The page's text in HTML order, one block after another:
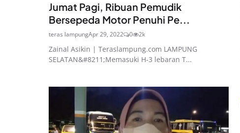
Jumat Pagi, Ribuan Pemudik
Bersepeda Motor Penuhi Pe...
teras lampungApr 29, 2022 0 2k
Zainal Asikin | Teraslampung.com LAMPUNG
SELATAN&#8211;Memasuki H-3 lebaran T...